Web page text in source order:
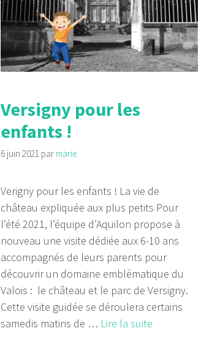
Versigny pour les
enfants !
6 juin 2021 par marie
Verigny pour les enfants ! La vie de
château expliquée aux plus petits Pour
l’été 2021, l’équipe d’Aquilon propose à
nouveau une visite dédiée aux 6-10 ans
accompagnés de leurs parents pour
découvrir un domaine emblématique du
Valois : le château et le parc de Versigny.
Cette visite guidée se déroulera certains
samedis matins de … Lire la suite